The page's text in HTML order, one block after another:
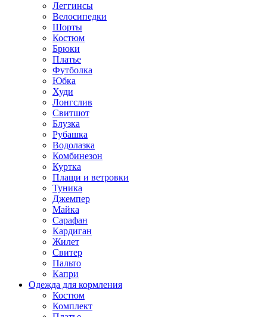
Леггинсы
Велосипедки
Шорты
Костюм
Брюки
Платье
Футболка
Юбка
Худи
Лонгслив
Свитшот
Блузка
Рубашка
Водолазка
Комбинезон
Куртка
Плащи и ветровки
Туника
Джемпер
Майка
Сарафан
Кардиган
Жилет
Свитер
Пальто
Капри
Одежда для кормления
Костюм
Комплект